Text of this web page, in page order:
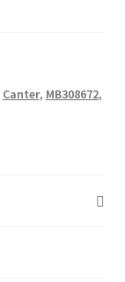
Canter, MB308672,